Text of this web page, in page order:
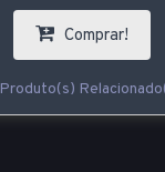
Comprar!
Produto(s)